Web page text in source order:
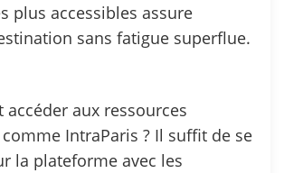
plus accessibles assure
sans fatigue superflue.
accéder aux ressources
IntraParis ? Il suffit de se
la plateforme avec les